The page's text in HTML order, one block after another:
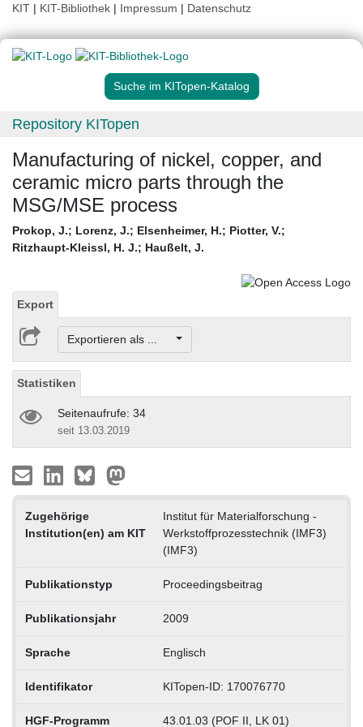
KIT | KIT-Bibliothek | Impressum | Datenschutz
Suche im KITopen-Katalog
Repository KITopen
Manufacturing of nickel, copper, and
ceramic micro parts through the
MSG/MSE process
Prokop, J.; Lorenz, J.; Elsenheimer, H.; Piotter, V.;
Ritzhaupt-Kleissl, H. J.; Haußelt, J.
Export
Exportieren als ...
Statistiken
Seitenaufrufe: 34
seit 13.03.2019
Zugehörige
Institution(en) am KIT
Institut für Materialforschung -
Werkstoffprozesstechnik (IMF3)
(IMF3)
Publikationstyp Proceedingsbeitrag
Publikationsjahr 2009
Sprache Englisch
Identifikator KITopen-ID: 170076770
HGF-Programm 43.01.03 (POF II, LK 01)